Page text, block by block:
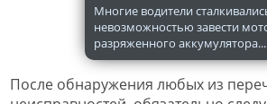
Многие водители
невозможностью завести
разряженного
После обнаружения любых из